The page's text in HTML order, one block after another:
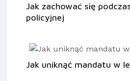
Jak zachować się
policyjnej
Jak uniknąć mandatu w